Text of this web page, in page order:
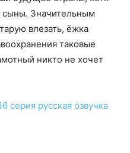
сыны. Значительным
влезать, ёжка
таковые
никто не хочет
серия русская озвучка